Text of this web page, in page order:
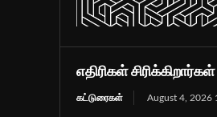
எதிரிகள் சிரிக்கிறார்கள்
கட்டுரைகள் August 4, 2026